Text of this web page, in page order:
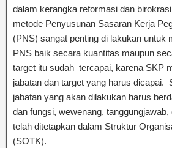
dalam kerangka reformasi dan
metode Penyusunan Sasaran Kerja
(PNS) sangat penting di lakukan untuk
PNS baik secara kuantitas maupun
target itu sudah tercapai, karena SKP
jabatan dan target yang harus dicapai.
jabatan yang akan dilakukan harus
dan fungsi, wewenang,
telah ditetapkan dalam Struktur
(SOTK).